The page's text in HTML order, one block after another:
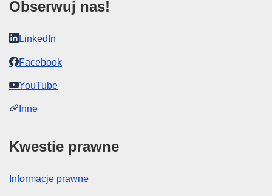
Obserwuj nas!
LinkedIn
Facebook
YouTube
Inne
Kwestie prawne
Informacje prawne